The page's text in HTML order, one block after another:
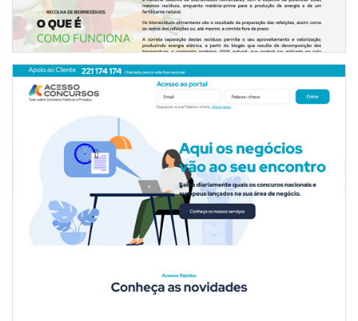
PORTAL ACESSO CONCURSOS - VERSÃO 3
INTERNET